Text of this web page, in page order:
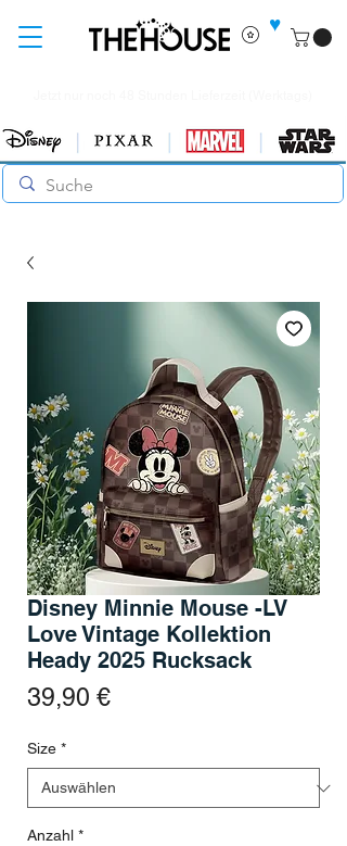
♥
Disney Minnie Mouse -LV
Love Vintage Kollektion
Heady 2025 Rucksack
39,90 €Preis
Size *
Anzahl *